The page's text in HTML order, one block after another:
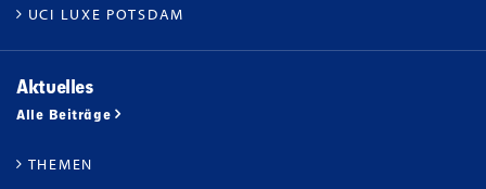
UCI LUXE POTSDAM
Aktuelles
Alle Beiträge
THEMEN